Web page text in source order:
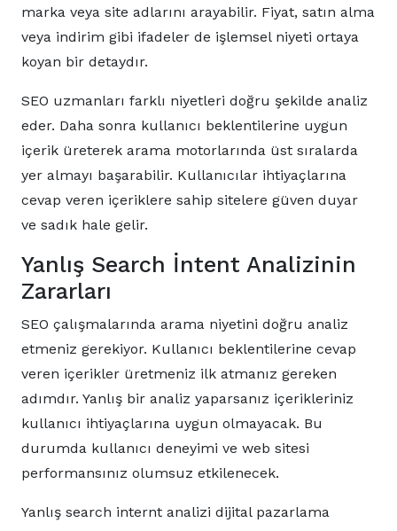
marka veya site adlarını arayabilir. Fiyat, satın alma
veya indirim gibi ifadeler de işlemsel niyeti ortaya
koyan bir detaydır.
SEO uzmanları farklı niyetleri doğru şekilde analiz
eder. Daha sonra kullanıcı beklentilerine uygun
içerik üreterek arama motorlarında üst sıralarda
yer almayı başarabilir. Kullanıcılar ihtiyaçlarına
cevap veren içeriklere sahip sitelere güven duyar
ve sadık hale gelir.
Yanlış Search İntent Analizinin
Zararları
SEO çalışmalarında arama niyetini doğru analiz
etmeniz gerekiyor. Kullanıcı beklentilerine cevap
veren içerikler üretmeniz ilk atmanız gereken
adımdır. Yanlış bir analiz yaparsanız içerikleriniz
kullanıcı ihtiyaçlarına uygun olmayacak. Bu
durumda kullanıcı deneyimi ve web sitesi
performansınız olumsuz etkilenecek.
Yanlış search internt analizi dijital pazarlama